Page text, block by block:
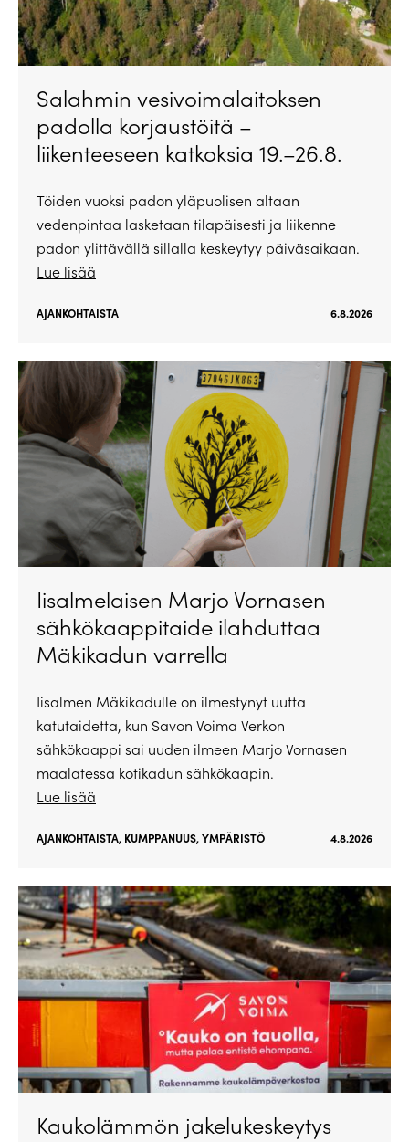
Salahmin vesivoimalaitoksen
padolla korjaustöitä –
liikenteeseen katkoksia 19.–26.8.
Töiden vuoksi padon yläpuolisen altaan
vedenpintaa lasketaan tilapäisesti ja liikenne
padon ylittävällä sillalla keskeytyy päiväsaikaan.
Lue lisää
AJANKOHTAISTA 6.8.2026
Iisalmelaisen Marjo Vornasen
sähkökaappitaide ilahduttaa
Mäkikadun varrella
Iisalmen Mäkikadulle on ilmestynyt uutta
katutaidetta, kun Savon Voima Verkon
sähkökaappi sai uuden ilmeen Marjo Vornasen
maalatessa kotikadun sähkökaapin.
Lue lisää
AJANKOHTAISTA, KUMPPANUUS,YMPÄRISTÖ 4.8.2026
Kaukolämmön jakelukeskeytys